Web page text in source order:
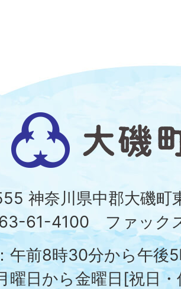
大
磯
町
神奈川県中郡大磯
61-4100 ファック
午前8時30分から午後
曜日から金曜日[祝日